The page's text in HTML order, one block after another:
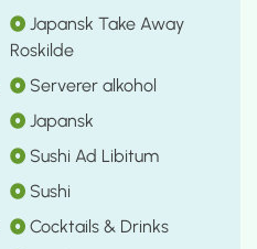
Japansk Take Away
Roskilde
Serverer alkohol
Japansk
Sushi Ad Libitum
Sushi
Cocktails & Drinks